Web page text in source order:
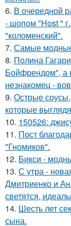
6. В очередной
- шопом "Host "
"коломенский".
7. Самые
8. Полина
Бойфрендом", а
незнакомец -
9. Острые
которые
10. 150526:
11. Пост
"Гномиков".
12. Бикси -
13. С утра -
Дмитриенко и
светятся,
14. Шесть лет
сына.